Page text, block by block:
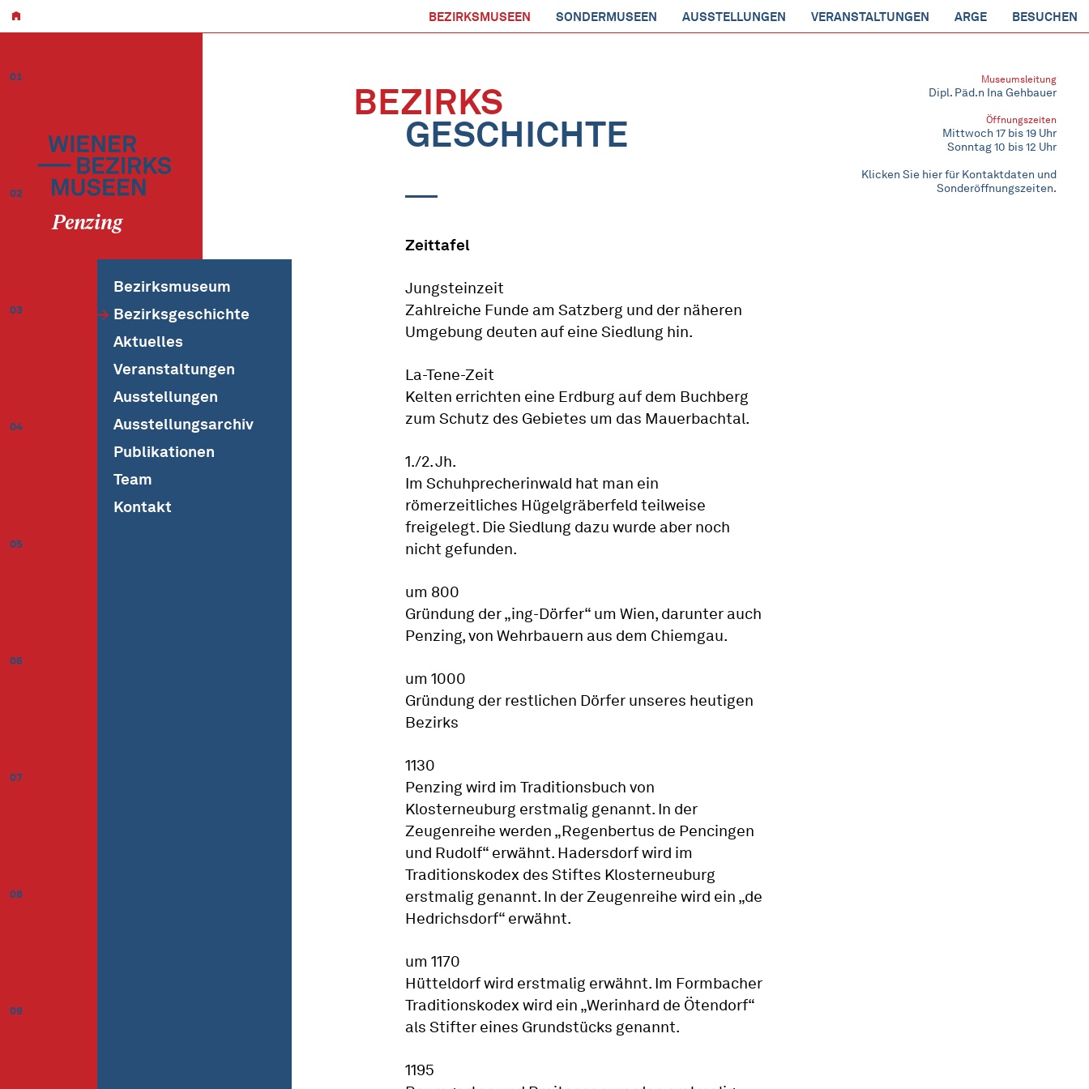
BEZIRKSMUSEEN SONDERMUSEEN AUSSTELLUNGEN VERANSTALTUNGEN ARGE BESUCHEN
Penzing
01
02
03
04
05
06
07
08
09
Bezirksmuseum
Bezirksgeschichte
Aktuelles
Veranstaltungen
Ausstellungen
Ausstellungsarchiv
Publikationen
Team
Kontakt
BEZIRKS
GESCHICHTE
Museumsleitung
Dipl. Päd.n Ina Gehbauer
Öffnungszeiten
Mittwoch 17 bis 19 Uhr
Sonntag 10 bis 12 Uhr
Klicken Sie hier für Kontaktdaten und
Sonderöffnungszeiten.
Zeittafel
Jungsteinzeit
Zahlreiche Funde am Satzberg und der näheren
Umgebung deuten auf eine Siedlung hin.
La-Tene-Zeit
Kelten errichten eine Erdburg auf dem Buchberg
zum Schutz des Gebietes um das Mauerbachtal.
1./2. Jh.
Im Schuhprecherinwald hat man ein
römerzeitliches Hügelgräberfeld teilweise
freigelegt. Die Siedlung dazu wurde aber noch
nicht gefunden.
um 800
Gründung der „ing-Dörfer“ um Wien, darunter auch
Penzing, von Wehrbauern aus dem Chiemgau.
um 1000
Gründung der restlichen Dörfer unseres heutigen
Bezirks
1130
Penzing wird im Traditionsbuch von
Klosterneuburg erstmalig genannt. In der
Zeugenreihe werden „Regenbertus de Pencingen
und Rudolf“ erwähnt. Hadersdorf wird im
Traditionskodex des Stiftes Klosterneuburg
erstmalig genannt. In der Zeugenreihe wird ein „de
Hedrichsdorf“ erwähnt.
um 1170
Hütteldorf wird erstmalig erwähnt. Im Formbacher
Traditionskodex wird ein „Werinhard de Ötendorf“
als Stifter eines Grundstücks genannt.
1195